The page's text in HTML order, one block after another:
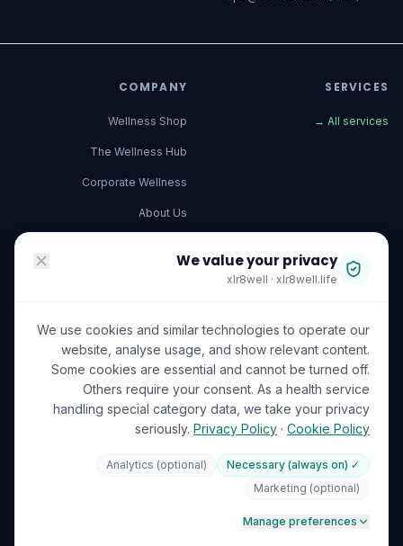
SERVICES
All services
→
COMPANY
Wellness Shop
The Wellness Hub
Corporate Wellness
About Us
Contact Us
Terms of Service
Your Data Rights (GDPR)
DHA Licensed
We value your privacy
xlr8well · xlr8well.life
We use cookies and similar technologies to operate our
website, analyse usage, and show relevant content.
Some cookies are essential and cannot be turned off.
Others require your consent. As a health service
handling special category data, we take your privacy
seriously. Privacy Policy · Cookie Policy
✓ Necessary (always on)
Analytics (optional)
Marketing (optional)
Manage preferences